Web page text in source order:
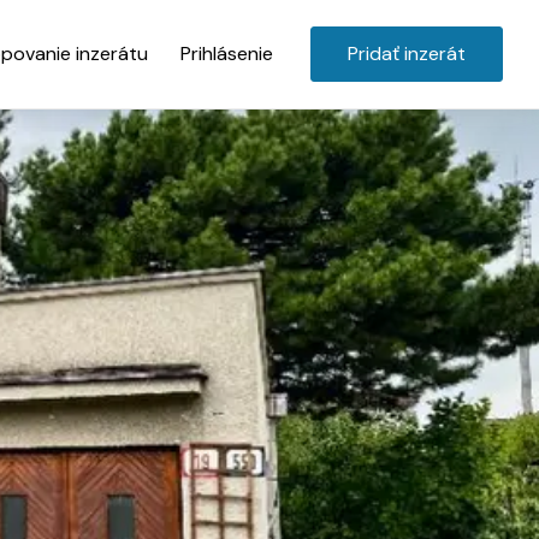
inzerátu Prihlásenie Pridať inzerát